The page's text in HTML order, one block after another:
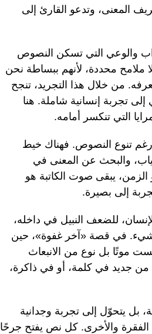
المعنى، وتدعو القارئ إلى
والوعي التي تسكن النصوص
ملامح محددة، لأنهم ببساطة نحن
من خلال هذا التجريد، تنجح
تجربة إنسانية شاملة. هنا
التي تنكسر أمامه.
رغم تنوع النصوص. فهناك خيط
والبحث عن المعنى في
الزمن، يبقى صوت الكاتبة هو
إلى بصيرة.
للضعف النبيل في داخله،
شيء. في قصة «آخر غفوة»، حين
موتًا بل نوع من الانبعاث
من جديد في كلمة، أو في ذاكرة،
بل يتحوّل إلى تجربة وجدانية
الفقرة والأخرى. كل نص يفتح جرحًا